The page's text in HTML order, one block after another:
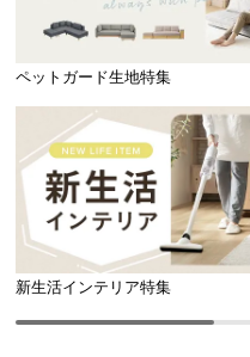
ペットガード生地特集
新生活インテリア特集